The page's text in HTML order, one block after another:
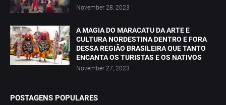
November 28, 2023
A MAGIA DO MARACATU DA ARTE E
CULTURA NORDESTINA DENTRO E FORA
DESSA REGIÃO BRASILEIRA QUE TANTO
ENCANTA OS TURISTAS E OS NATIVOS
November 27, 2023
POSTAGENS POPULARES